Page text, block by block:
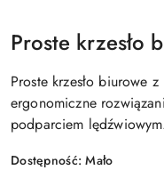
Proste krzesło
Proste krzesło biurowe
ergonomiczne
podparciem
Dostępność:Mało